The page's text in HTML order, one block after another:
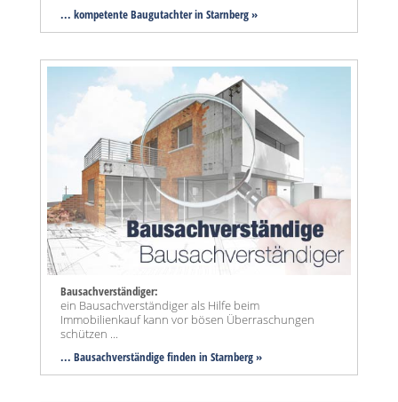
... kompetente Baugutachter in Starnberg »
Bausachverständiger:
ein Bausachverständiger als Hilfe beim
Immobilienkauf kann vor bösen Überraschungen
schützen ...
... Bausachverständige finden in Starnberg »